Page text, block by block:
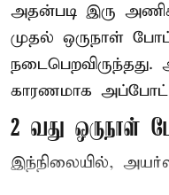
அதன்படி இரு
முதல் ஒருநாள்
காரணமாக
2 வது ஒருநாள்
இந்நிலையில்,